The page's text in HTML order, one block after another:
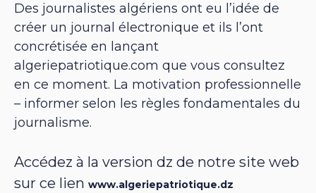
Des journalistes algériens ont eu l’idée de
créer un journal électronique et ils l’ont
concrétisée en lançant
algeriepatriotique.com que vous consultez
en ce moment. La motivation professionnelle
– informer selon les règles fondamentales du
journalisme.
Accédez à la version dz de notre site web
sur ce lien www.algeriepatriotique.dz